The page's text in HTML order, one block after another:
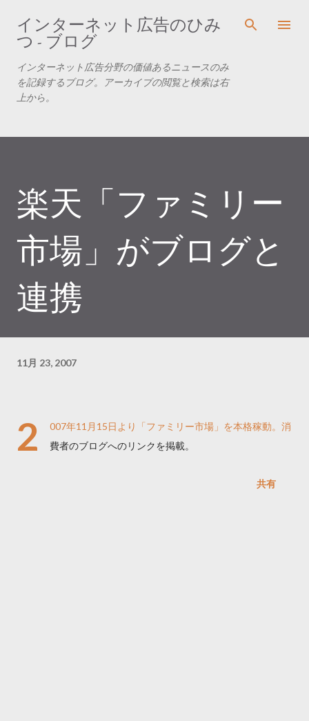
スキップしてメイン コンテンツに移動
インターネット広告のひみ
つ - ブログ
インターネット広告分野の価値あるニュースのみ
を記録するブログ。アーカイブの閲覧と検索は右
上から。
楽天「ファミリー
市場」がブログと
連携
11月 23, 2007
2
007年11月15日より「ファミリー市場」を本格稼動。消
費者のブログへのリンクを掲載。
共有